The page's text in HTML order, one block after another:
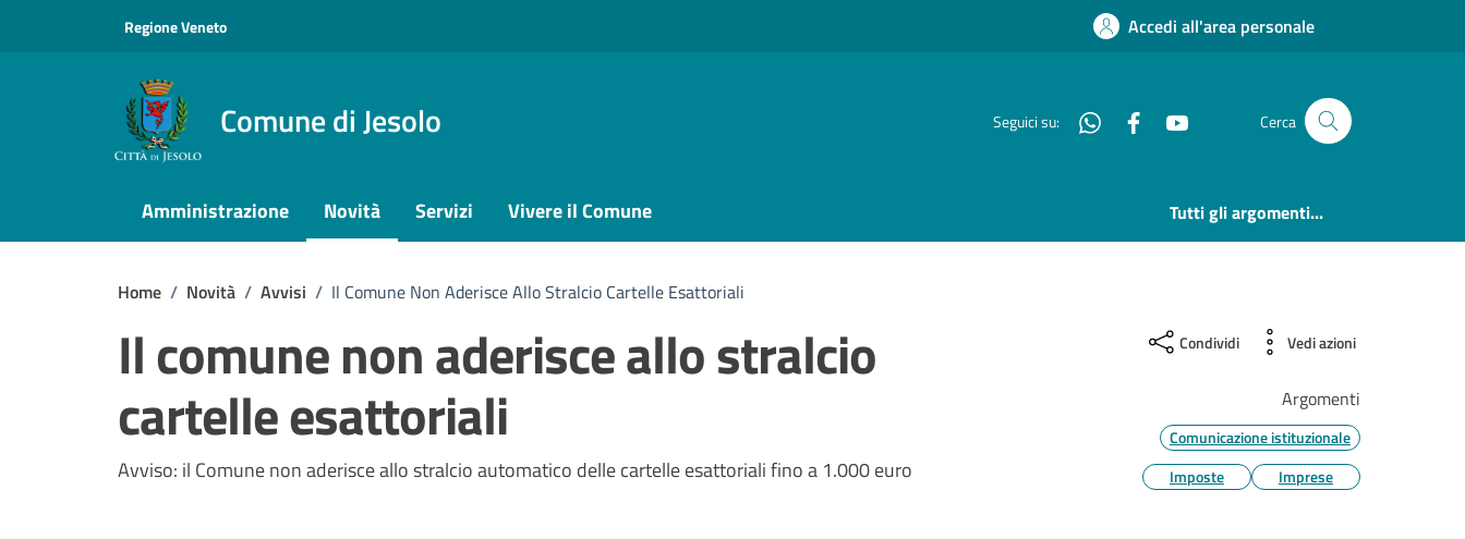
Regione Veneto Accedi all'area personale
Comune di Jesolo Seguici su: WhatsappFacebook Cerca
Amministrazione Novità Servizi Vivere il Comune Tutti gli argomenti...
Home / Novità / Avvisi / Il Comune Non Aderisce Allo Stralcio Cartelle Esattoriali
Il comune non aderisce allo stralcio
cartelle esattoriali
Dettagli della notizia
Avviso: il Comune non aderisce allo stralcio automatico delle cartelle esattoriali fino a 1.000 euro
Condividi Vedi azioni
Argomenti
Comunicazione istituzionale
Imposte
Imprese